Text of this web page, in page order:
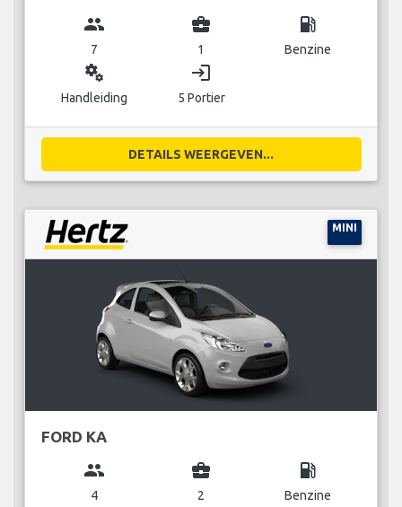
group
7
business_center
1
local_gas_station
Benzine
miscellaneous_services
Handleiding
login
5 Portier
DETAILS WEERGEVEN...
MINI
FORD KA
group
4
business_center
2
local_gas_station
Benzine